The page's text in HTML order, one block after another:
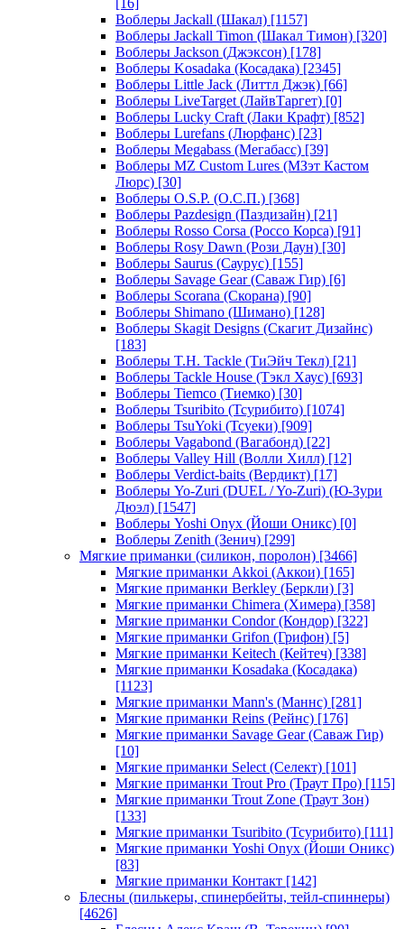
[16]
Воблеры Jackall (Шакал) [1157]
Воблеры Jackall Timon (Шакал Тимон) [320]
Воблеры Jackson (Джэксон) [178]
Воблеры Kosadaka (Косадака) [2345]
Воблеры Little Jack (Литтл Джэк) [66]
Воблеры LiveTarget (ЛайвТаргет) [0]
Воблеры Lucky Craft (Лаки Крафт) [852]
Воблеры Lurefans (Люрфанс) [23]
Воблеры Megabass (Мегабасс) [39]
Воблеры MZ Custom Lures (МЗэт Кастом
Люрс) [30]
Воблеры O.S.P. (О.С.П.) [368]
Воблеры Pazdesign (Паздизайн) [21]
Воблеры Rosso Corsa (Россо Корса) [91]
Воблеры Rosy Dawn (Рози Даун) [30]
Воблеры Saurus (Саурус) [155]
Воблеры Savage Gear (Саваж Гир) [6]
Воблеры Scorana (Скорана) [90]
Воблеры Shimano (Шимано) [128]
Воблеры Skagit Designs (Скагит Дизайнс)
[183]
Воблеры T.H. Tackle (ТиЭйч Текл) [21]
Воблеры Tackle House (Тэкл Хаус) [693]
Воблеры Tiemco (Тиемко) [30]
Воблеры Tsuribito (Тсурибито) [1074]
Воблеры TsuYoki (Тсуеки) [909]
Воблеры Vagabond (Вагабонд) [22]
Воблеры Valley Hill (Волли Хилл) [12]
Воблеры Verdict-baits (Вердикт) [17]
Воблеры Yo-Zuri (DUEL / Yo-Zuri) (Ю-Зури
Дюэл) [1547]
Воблеры Yoshi Onyx (Йоши Оникс) [0]
Воблеры Zenith (Зенич) [299]
Мягкие приманки (силикон, поролон) [3466]
Мягкие приманки Akkoi (Аккои) [165]
Мягкие приманки Berkley (Беркли) [3]
Мягкие приманки Chimera (Химера) [358]
Мягкие приманки Condor (Кондор) [322]
Мягкие приманки Grifon (Грифон) [5]
Мягкие приманки Keitech (Кейтеч) [338]
Мягкие приманки Kosadaka (Косадака)
[1123]
Мягкие приманки Mann's (Маннс) [281]
Мягкие приманки Reins (Рейнс) [176]
Мягкие приманки Savage Gear (Саваж Гир)
[10]
Мягкие приманки Select (Селект) [101]
Мягкие приманки Trout Pro (Траут Про) [115]
Мягкие приманки Trout Zone (Траут Зон)
[133]
Мягкие приманки Tsuribito (Тсурибито) [111]
Мягкие приманки Yoshi Onyx (Йоши Оникс)
[83]
Мягкие приманки Контакт [142]
Блесны (пилькеры, спинербейты, тейл-спиннеры)
[4626]